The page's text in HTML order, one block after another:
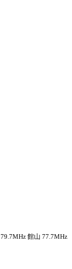
館山 77.7MHz